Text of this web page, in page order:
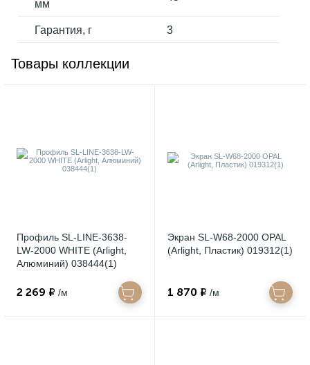
мм
Гарантия, г 3
Товары коллекции
Профиль SL-LINE-3638-
LW-2000 WHITE (Arlight,
Алюминий) 038444(1)
2 269 ₽ /м
Экран SL-W68-2000 OPAL
(Arlight, Пластик) 019312(1)
1 870 ₽ /м